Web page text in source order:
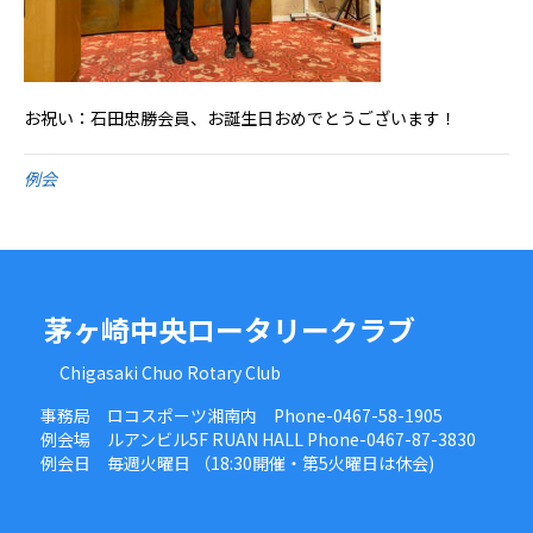
お祝い：石田忠勝会員、お誕生日おめでとうございます！
例会
茅ヶ崎中央ロータリークラブ
Chigasaki Chuo Rotary Club
事務局 ロコスポーツ湘南内 Phone-0467-58-1905
例会場 ルアンビル5F RUAN HALL Phone-0467-87-3830
例会日 毎週火曜日 （18:30開催・第5火曜日は休会)